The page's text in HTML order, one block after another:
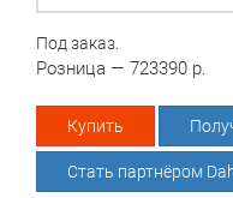
Под заказ.
Розница — 723390 р.
Купить
Стать партнёром